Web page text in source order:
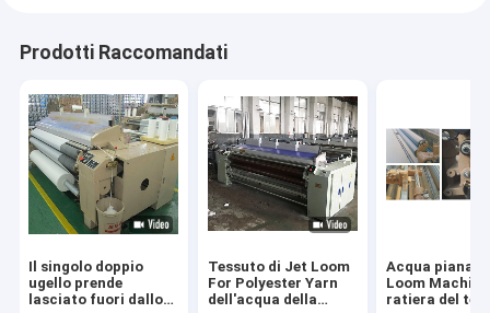
Prodotti Raccomandati
Il singolo doppio
ugello prende
lasciato fuori dallo
Tessuto di Jet Loom
For Polyester Yarn
dell'acqua della
Acqua piana
Loom
ratiera del